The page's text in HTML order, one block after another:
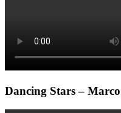
Dancing Stars –